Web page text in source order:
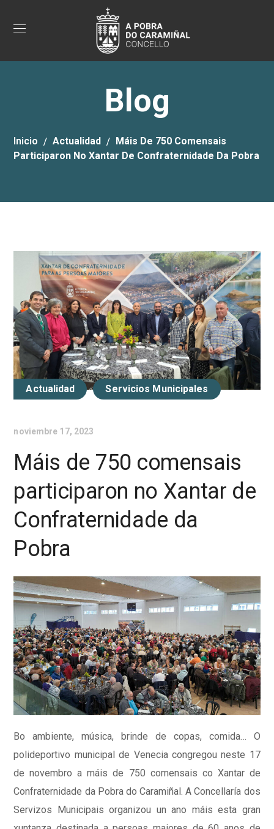
Blog
Inicio Actualidad
Máis De 750 Comensais
Participaron No Xantar De Confraternidade Da Pobra
Actualidad Servicios Municipales
noviembre 17, 2023
Máis de 750 comensais
participaron no Xantar de
Confraternidade da
Pobra
Bo ambiente, música, brinde de copas, comida… O
polideportivo municipal de Venecia congregou neste 17
de novembro a máis de 750 comensais co Xantar de
Confraternidade da Pobra do Caramiñal. A Concellaría dos
Servizos Municipais organizou un ano máis esta gran